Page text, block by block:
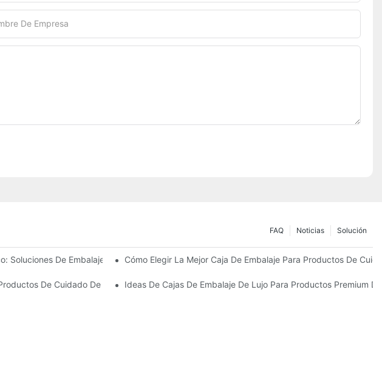
De Empresa
Solución
Noticias
FAQ
Soluciones De Embalaje SosteniblesCómo Elegir La Mejor Caja De Embalaje Para Productos De
De Cuidado De La Piel Personalizados Que Fomentan La Fidelidad A La Marca
Ideas De Cajas De Embalaje De Lujo Para Productos Premium